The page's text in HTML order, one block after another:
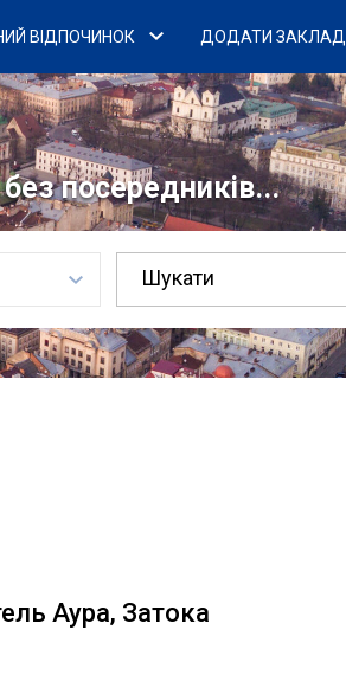
ВІДПОЧИНОК ДОДАТИ ЗАКЛАД
посередників...
Аура, Затока